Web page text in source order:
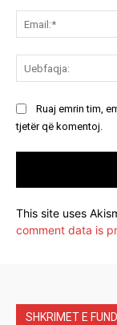
Ruaj emrin tim,
tjetër që komentoj.
This site uses
comment data is
SHKRIMET E